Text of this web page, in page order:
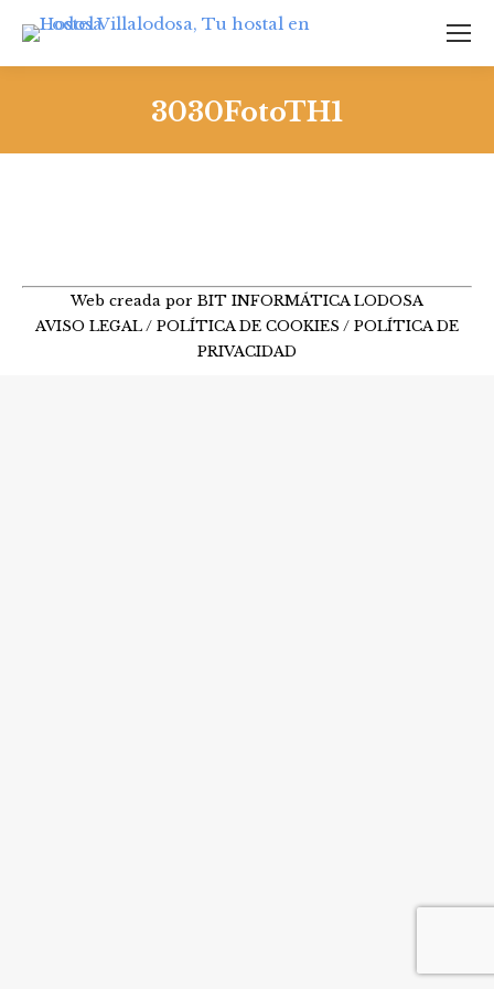
3030FotoTH1
Web creada por BIT INFORMÁTICA LODOSA
AVISO LEGAL/ POLÍTICA DE COOKIES / POLÍTICA DE
PRIVACIDAD